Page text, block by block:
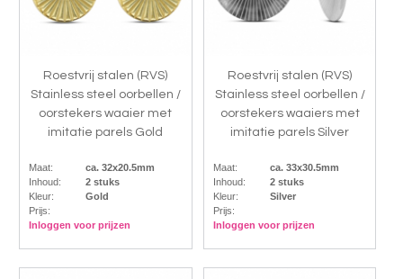
Roestvrij stalen (RVS)
Stainless steel oorbellen /
oorstekers waaier met
imitatie parels Gold
Maat:
ca. 32x20.5mm
Inhoud:
2 stuks
Kleur:
Gold
Prijs:
Inloggen voor prijzen
Roestvrij stalen (RVS)
Stainless steel oorbellen /
oorstekers waaiers met
imitatie parels Silver
Maat:
ca. 33x30.5mm
Inhoud:
2 stuks
Kleur:
Silver
Prijs:
Inloggen voor prijzen